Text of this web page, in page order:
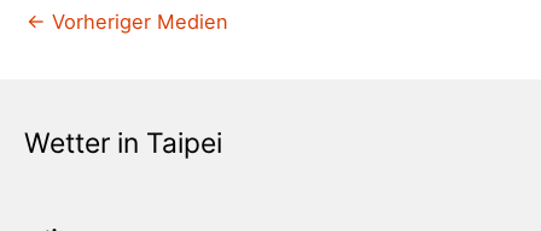
← Vorheriger Medien
Wetter in Taipei